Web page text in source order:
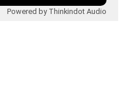
Powered by Thinkindot Audio